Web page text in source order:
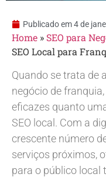
Publicado em4 de
Home » SEO para
SEO Local para
Quando se trata de
negócio de
eficazes quanto
SEO local. Com a
crescente número
serviços próximos,
para o público local